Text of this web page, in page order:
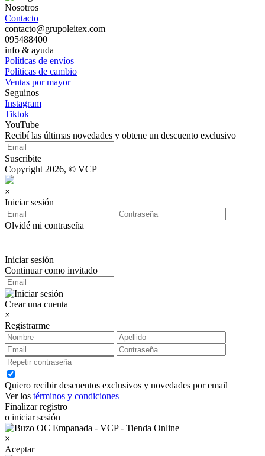
Nosotros
Contacto
contacto@grupoleitex.com
095488400
info & ayuda
Políticas de envíos
Políticas de cambio
Ventas por mayor
Seguinos
Instagram
Tiktok
YouTube
Recibí las últimas novedades y obtene un descuento exclusivo
Suscribite
Copyright 2026, © VCP
×
Iniciar sesión
Olvidé mi contraseña
Iniciar sesión
Continuar como invitado
Crear una cuenta
×
Registrarme
Quiero recibir descuentos exclusivos y novedades por email
Ver los términos y condiciones
Finalizar registro
o iniciar sesión
×
Aceptar